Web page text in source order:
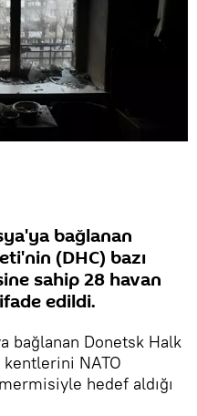
bağlanan
(DHC) bazı
sahip 28 havan
edildi.
bağlanan Donetsk Halk
NATO
hedef aldığı